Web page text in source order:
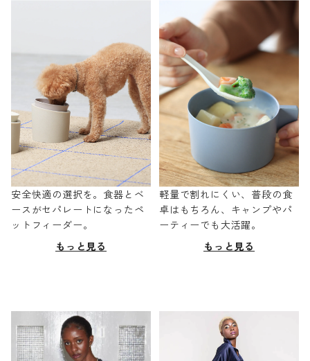
安全快適の選択を。食器とベ
ースがセパレートになったペ
ットフィーダー。
もっと見る
軽量で割れにくい、普段の食
卓はもちろん、キャンプやパ
ーティーでも大活躍。
もっと見る